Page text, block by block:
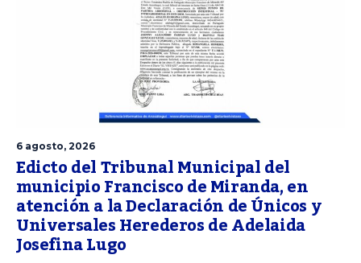
6 agosto, 2026
Edicto del Tribunal Municipal del
municipio Francisco de Miranda, en
atención a la Declaración de Únicos y
Universales Herederos de Adelaida
Josefina Lugo